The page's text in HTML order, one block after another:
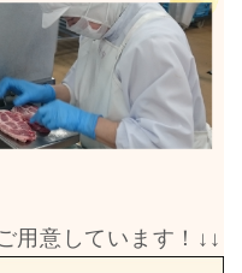
用意しています！↓↓